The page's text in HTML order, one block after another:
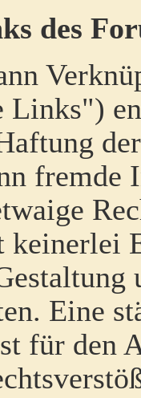
des
fremde
keinerlei
Eine
für den